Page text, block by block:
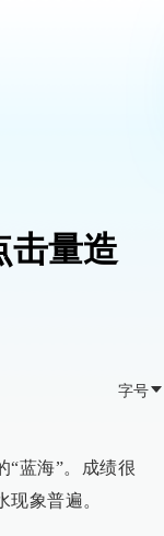
击量造
字号
“蓝海”。成绩很
象普遍。